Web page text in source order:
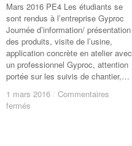
Mars 2016 PE4 Les étudiants se
sont rendus à l’entreprise Gyproc
Journée d’information/ présentation
des produits, visite de l’usine,
application concrète en atelier avec
un professionnel Gyproc, attention
portée sur les suivis de chantier,…
1 mars 2016 / Commentaires
fermés
1 mars 2016 / Commentaires
fermés